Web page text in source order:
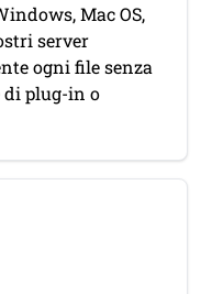
Mac OS,
server
ogni file senza
plug-in o